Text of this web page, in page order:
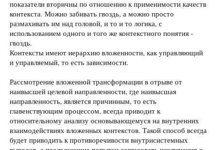
показатели вторичны по отношению к применимости качеств
контекста. Можно забивать гвоздь, а можно просто
размахивать им над головой, и то и то логика, с
использованием одного и того же контекстного понятия -
гвоздь.
Контексты имеют иерархию вложенности, как управляющий
и управляемый, то есть зависимости.
Рассмотрение вложенной трансформации в отрыве от
наивысшей целевой направленности, где наивысшая
направленность, является причинным, то есть
главенствующим процессом, всегда приводит к
относительному анализу основывающемуся на внутренних
взаимодействиях вложенных контекстов. Такой способ всегда
будет приводить к противоречивости внутрисистемных